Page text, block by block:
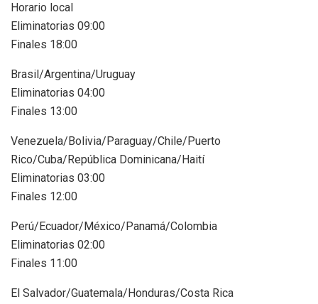
Horario local
Eliminatorias 09:00
Finales 18:00
Brasil/Argentina/Uruguay
Eliminatorias 04:00
Finales 13:00
Venezuela/Bolivia/Paraguay/Chile/Puerto
Rico/Cuba/República Dominicana/Haití
Eliminatorias 03:00
Finales 12:00
Perú/Ecuador/México/Panamá/Colombia
Eliminatorias 02:00
Finales 11:00
El Salvador/Guatemala/Honduras/Costa Rica